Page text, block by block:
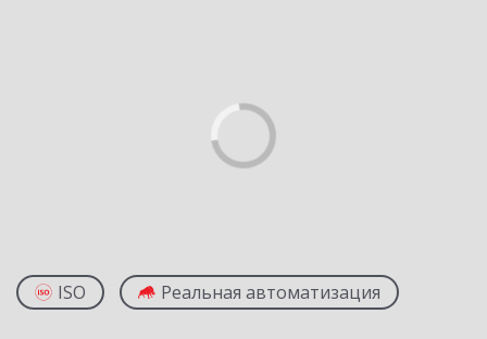
ISO Реальная автоматизация